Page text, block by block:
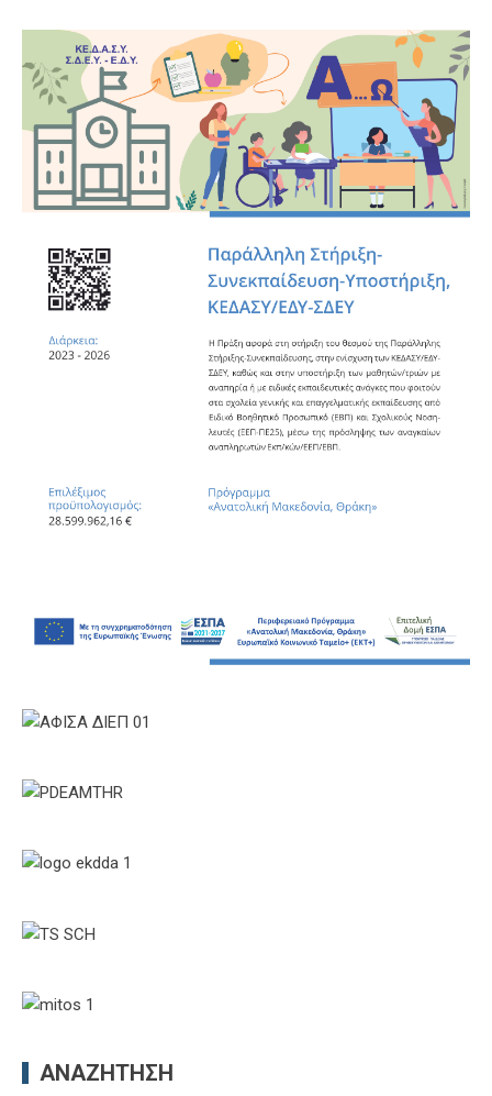
ΑΝΑΖΉΤΗΣΗ